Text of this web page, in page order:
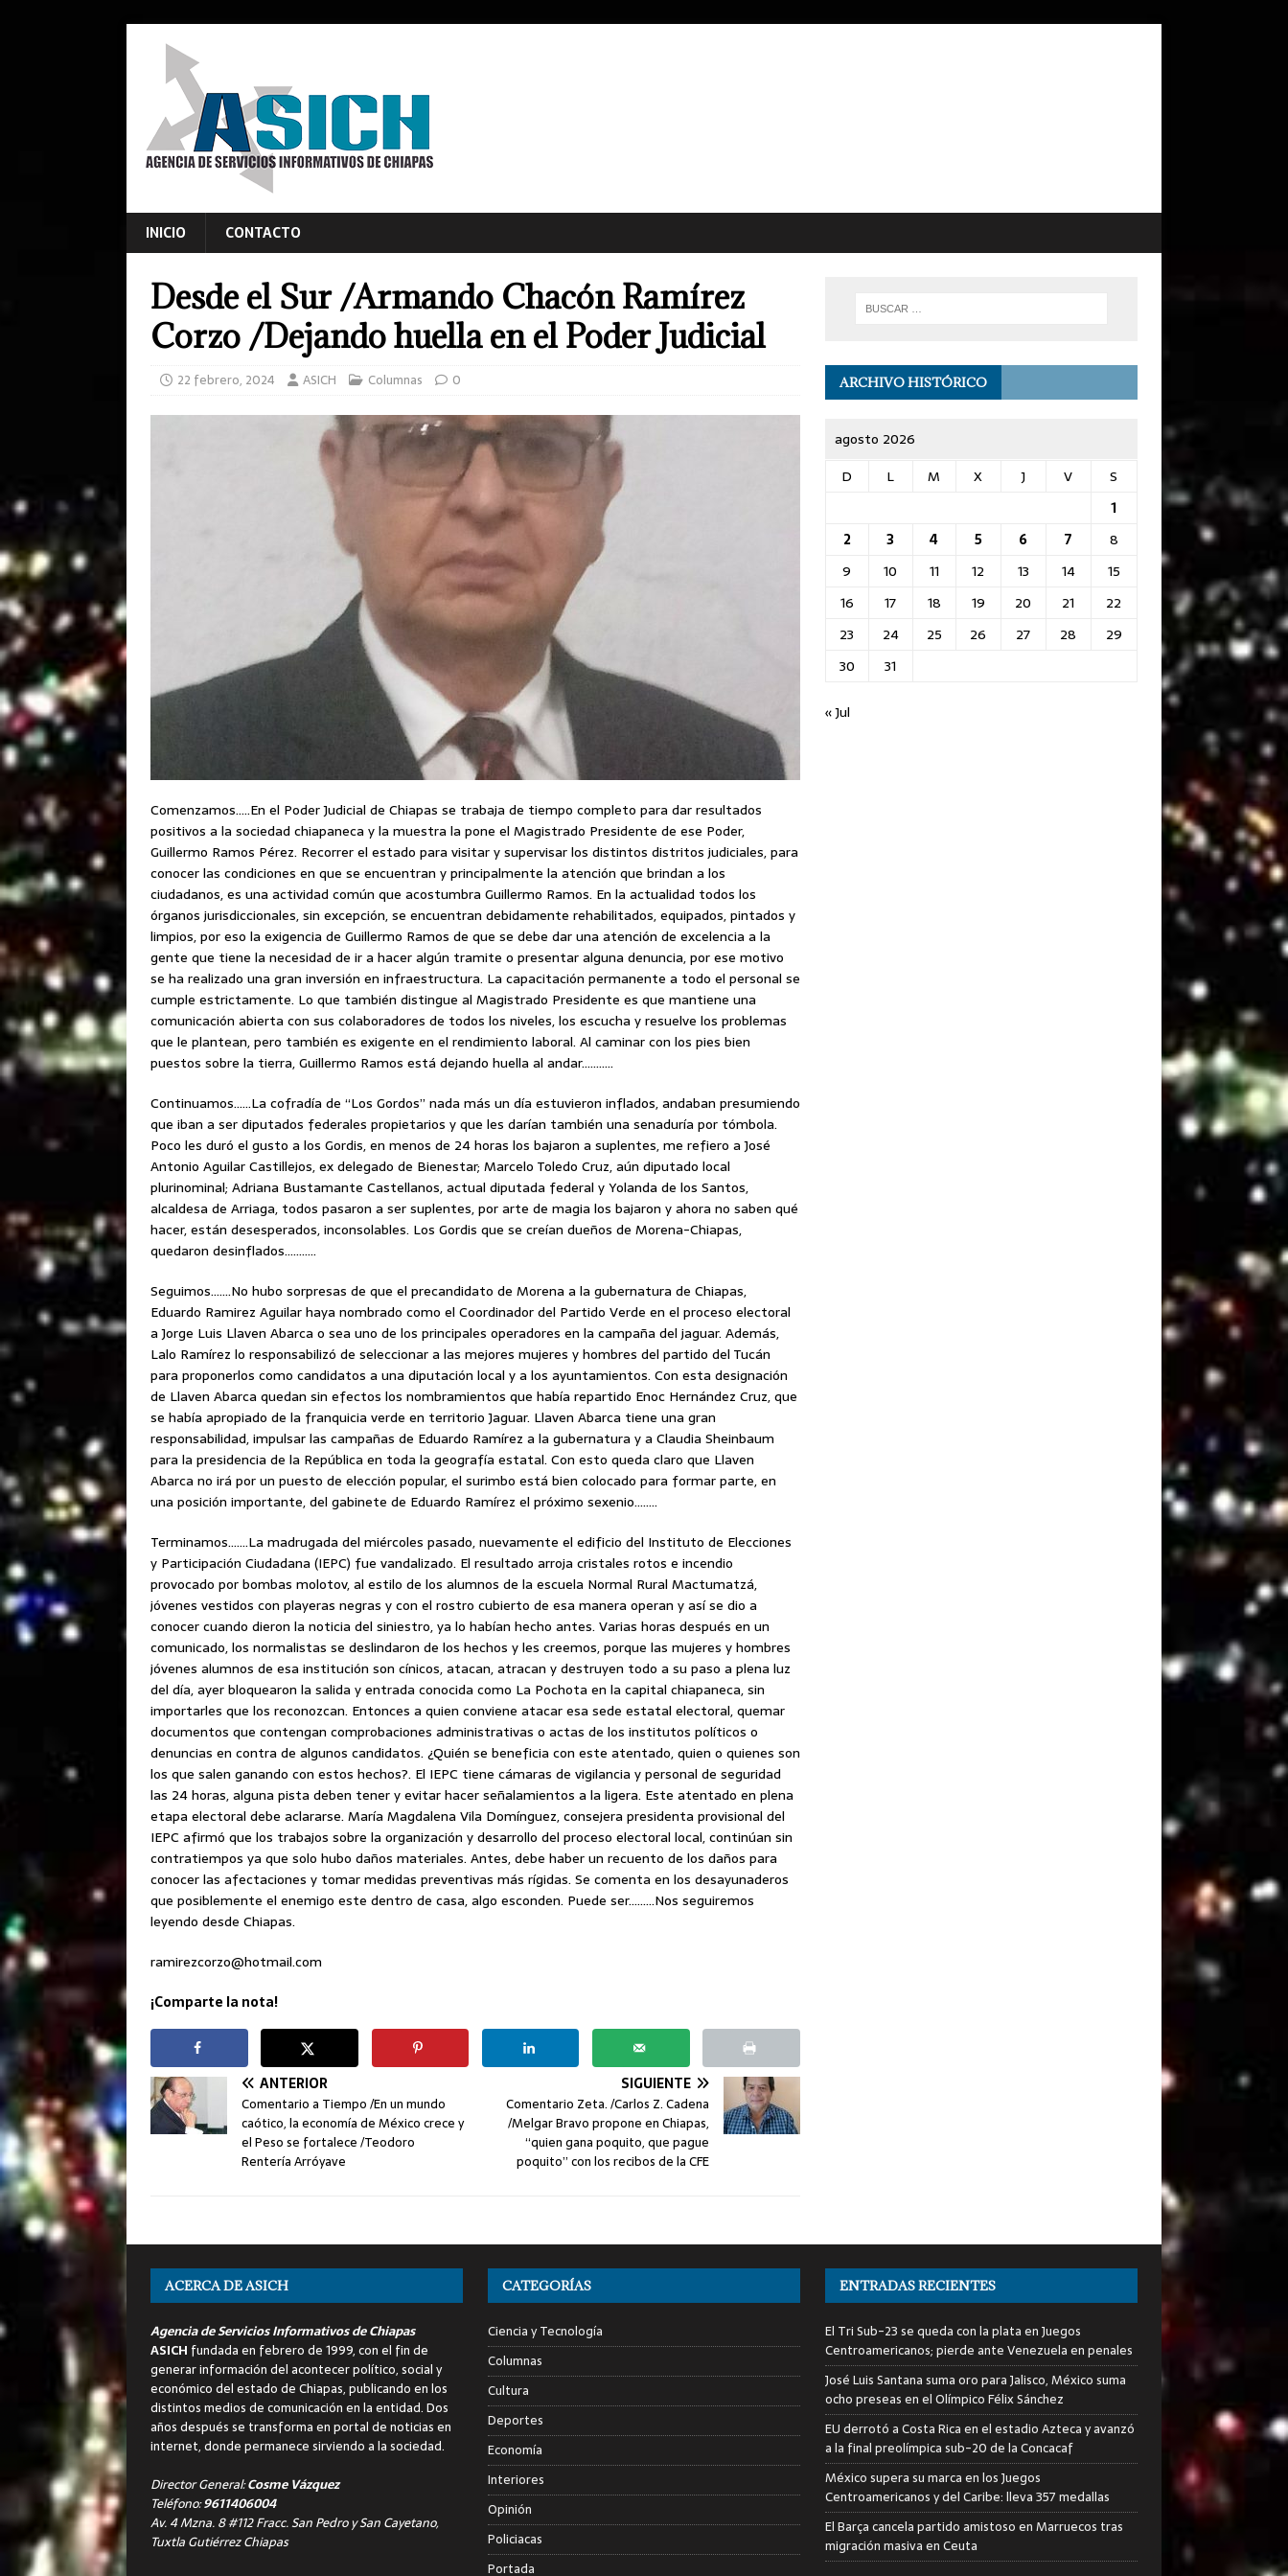
INICIO CONTACTO
Desde el Sur /Armando Chacón Ramírez
Corzo /Dejando huella en el Poder Judicial
22 febrero, 2024 ASICH Columnas 0
Comenzamos…..En el Poder Judicial de Chiapas se trabaja de tiempo completo para dar resultados
positivos a la sociedad chiapaneca y la muestra la pone el Magistrado Presidente de ese Poder,
Guillermo Ramos Pérez. Recorrer el estado para visitar y supervisar los distintos distritos judiciales, para
conocer las condiciones en que se encuentran y principalmente la atención que brindan a los
ciudadanos, es una actividad común que acostumbra Guillermo Ramos. En la actualidad todos los
órganos jurisdiccionales, sin excepción, se encuentran debidamente rehabilitados, equipados, pintados y
limpios, por eso la exigencia de Guillermo Ramos de que se debe dar una atención de excelencia a la
gente que tiene la necesidad de ir a hacer algún tramite o presentar alguna denuncia, por ese motivo
se ha realizado una gran inversión en infraestructura. La capacitación permanente a todo el personal se
cumple estrictamente. Lo que también distingue al Magistrado Presidente es que mantiene una
comunicación abierta con sus colaboradores de todos los niveles, los escucha y resuelve los problemas
que le plantean, pero también es exigente en el rendimiento laboral. Al caminar con los pies bien
puestos sobre la tierra, Guillermo Ramos está dejando huella al andar………..
Continuamos……La cofradía de “Los Gordos” nada más un día estuvieron inflados, andaban presumiendo
que iban a ser diputados federales propietarios y que les darían también una senaduría por tómbola.
Poco les duró el gusto a los Gordis, en menos de 24 horas los bajaron a suplentes, me refiero a José
Antonio Aguilar Castillejos, ex delegado de Bienestar; Marcelo Toledo Cruz, aún diputado local
plurinominal; Adriana Bustamante Castellanos, actual diputada federal y Yolanda de los Santos,
alcaldesa de Arriaga, todos pasaron a ser suplentes, por arte de magia los bajaron y ahora no saben qué
hacer, están desesperados, inconsolables. Los Gordis que se creían dueños de Morena-Chiapas,
quedaron desinflados………..
Seguimos…….No hubo sorpresas de que el precandidato de Morena a la gubernatura de Chiapas,
Eduardo Ramirez Aguilar haya nombrado como el Coordinador del Partido Verde en el proceso electoral
a Jorge Luis Llaven Abarca o sea uno de los principales operadores en la campaña del jaguar. Además,
Lalo Ramírez lo responsabilizó de seleccionar a las mejores mujeres y hombres del partido del Tucán
para proponerlos como candidatos a una diputación local y a los ayuntamientos. Con esta designación
de Llaven Abarca quedan sin efectos los nombramientos que había repartido Enoc Hernández Cruz, que
se había apropiado de la franquicia verde en territorio Jaguar. Llaven Abarca tiene una gran
responsabilidad, impulsar las campañas de Eduardo Ramírez a la gubernatura y a Claudia Sheinbaum
para la presidencia de la República en toda la geografía estatal. Con esto queda claro que Llaven
Abarca no irá por un puesto de elección popular, el surimbo está bien colocado para formar parte, en
una posición importante, del gabinete de Eduardo Ramírez el próximo sexenio……..
Terminamos…….La madrugada del miércoles pasado, nuevamente el edificio del Instituto de Elecciones
y Participación Ciudadana (IEPC) fue vandalizado. El resultado arroja cristales rotos e incendio
provocado por bombas molotov, al estilo de los alumnos de la escuela Normal Rural Mactumatzá,
jóvenes vestidos con playeras negras y con el rostro cubierto de esa manera operan y así se dio a
conocer cuando dieron la noticia del siniestro, ya lo habían hecho antes. Varias horas después en un
comunicado, los normalistas se deslindaron de los hechos y les creemos, porque las mujeres y hombres
jóvenes alumnos de esa institución son cínicos, atacan, atracan y destruyen todo a su paso a plena luz
del día, ayer bloquearon la salida y entrada conocida como La Pochota en la capital chiapaneca, sin
importarles que los reconozcan. Entonces a quien conviene atacar esa sede estatal electoral, quemar
documentos que contengan comprobaciones administrativas o actas de los institutos políticos o
denuncias en contra de algunos candidatos. ¿Quién se beneficia con este atentado, quien o quienes son
los que salen ganando con estos hechos?. El IEPC tiene cámaras de vigilancia y personal de seguridad
las 24 horas, alguna pista deben tener y evitar hacer señalamientos a la ligera. Este atentado en plena
etapa electoral debe aclararse. María Magdalena Vila Domínguez, consejera presidenta provisional del
IEPC afirmó que los trabajos sobre la organización y desarrollo del proceso electoral local, continúan sin
contratiempos ya que solo hubo daños materiales. Antes, debe haber un recuento de los daños para
conocer las afectaciones y tomar medidas preventivas más rígidas. Se comenta en los desayunaderos
que posiblemente el enemigo este dentro de casa, algo esconden. Puede ser………Nos seguiremos
leyendo desde Chiapas.
ramirezcorzo@hotmail.com
¡Comparte la nota!
ANTERIOR
Comentario a Tiempo /En un mundo
caótico, la economía de México crece y
el Peso se fortalece /Teodoro
Rentería Arróyave
SIGUIENTE
Comentario Zeta. /Carlos Z. Cadena
/Melgar Bravo propone en Chiapas,
“quien gana poquito, que pague
poquito” con los recibos de la CFE
ARCHIVO HISTÓRICO
agosto 2026
D
L M X J V
S
1
2
3 4 5 6 7
8
9
10 11 12 13 14
15
16
17 18 19 20 21
22
23
24 25 26 27 28
29
30
31
« Jul
ACERCA DE ASICH
Agencia de Servicios Informativos de Chiapas
ASICH fundada en febrero de 1999, con el fin de
generar información del acontecer político, social y
económico del estado de Chiapas, publicando en los
distintos medios de comunicación en la entidad. Dos
años después se transforma en portal de noticias en
internet, donde permanece sirviendo a la sociedad.
Director General:Cosme Vázquez
Teléfono:9611406004
Av. 4 Mzna. 8 #112 Fracc. San Pedro y San Cayetano,
Tuxtla Gutiérrez Chiapas
CATEGORÍAS
Ciencia y Tecnología
Columnas
Cultura
Deportes
Economía
Interiores
Opinión
Policiacas
Portada
ENTRADAS RECIENTES
El Tri Sub-23 se queda con la plata en Juegos
Centroamericanos; pierde ante Venezuela en penales
José Luis Santana suma oro para Jalisco, México suma
ocho preseas en el Olímpico Félix Sánchez
EU derrotó a Costa Rica en el estadio Azteca y avanzó
a la final preolímpica sub-20 de la Concacaf
México supera su marca en los Juegos
Centroamericanos y del Caribe: lleva 357 medallas
El Barça cancela partido amistoso en Marruecos tras
migración masiva en Ceuta